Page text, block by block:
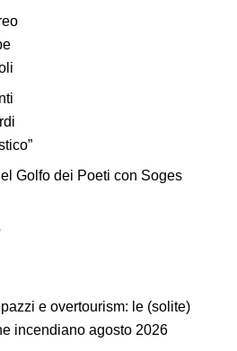
Golfo dei Poeti con Soges
e overtourism: le (solite)
incendiano agosto 2026